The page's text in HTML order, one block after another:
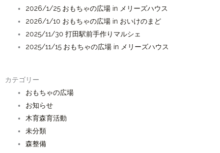
2026/1/25 おもちゃの広場 in メリーズハウス
2026/1/10 おもちゃの広場 in おいけのまど
2025/11/30 打田駅前手作りマルシェ
2025/11/15 おもちゃの広場 in メリーズハウス
カテゴリー
おもちゃの広場
お知らせ
木育森育活動
未分類
森整備